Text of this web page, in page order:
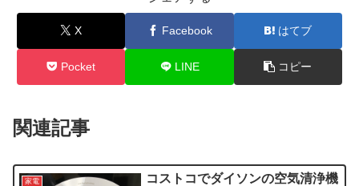
X Facebook はてブ
Pocket LINE コピー
関連記事
家電
コストコでダイソンの空気清浄機